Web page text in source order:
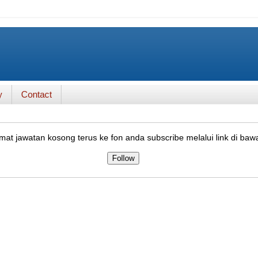
Contact
jawatan kosong terus ke fon anda subscribe melalui link di